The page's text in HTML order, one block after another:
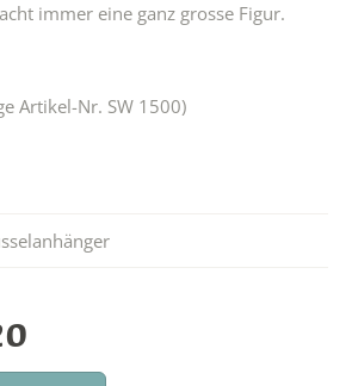
immer eine ganz grosse Figur.
Artikel-Nr. SW 1500)